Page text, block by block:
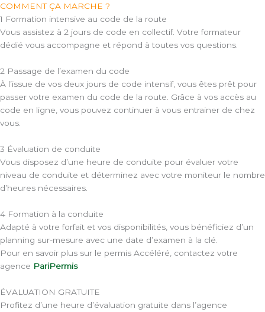
COMMENT ÇA MARCHE ?
1 Formation intensive au code de la route
Vous assistez à 2 jours de code en collectif. Votre formateur
dédié vous accompagne et répond à toutes vos questions.
2 Passage de l’examen du code
À l’issue de vos deux jours de code intensif, vous êtes prêt pour
passer votre examen du code de la route. Grâce à vos accès au
code en ligne, vous pouvez continuer à vous entrainer de chez
vous.
3 Évaluation de conduite
Vous disposez d’une heure de conduite pour évaluer votre
niveau de conduite et déterminez avec votre moniteur le nombre
d’heures nécessaires.
4 Formation à la conduite
Adapté à votre forfait et vos disponibilités, vous bénéficiez d’un
planning sur-mesure avec une date d’examen à la clé.
Pour en savoir plus sur le permis Accéléré, contactez votre
agence PariPermis
ÉVALUATION GRATUITE
Profitez d’une heure d’évaluation gratuite dans l’agence